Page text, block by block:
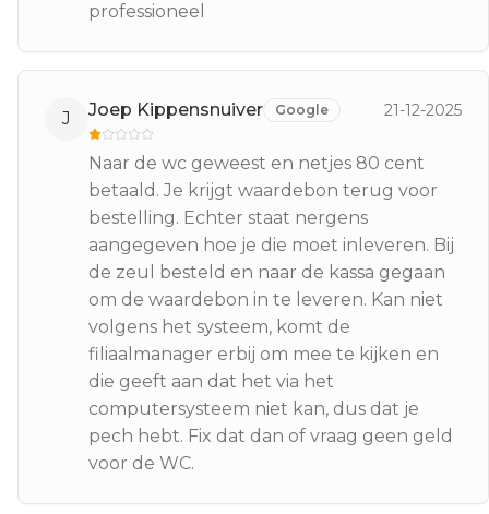
professioneel
J Joep Kippensnuiver Google 21-12-2025
Naar de wc geweest en netjes 80 cent
betaald. Je krijgt waardebon terug voor
bestelling. Echter staat nergens
aangegeven hoe je die moet inleveren. Bij
de zeul besteld en naar de kassa gegaan
om de waardebon in te leveren. Kan niet
volgens het systeem, komt de
filiaalmanager erbij om mee te kijken en
die geeft aan dat het via het
computersysteem niet kan, dus dat je
pech hebt. Fix dat dan of vraag geen geld
voor de WC.